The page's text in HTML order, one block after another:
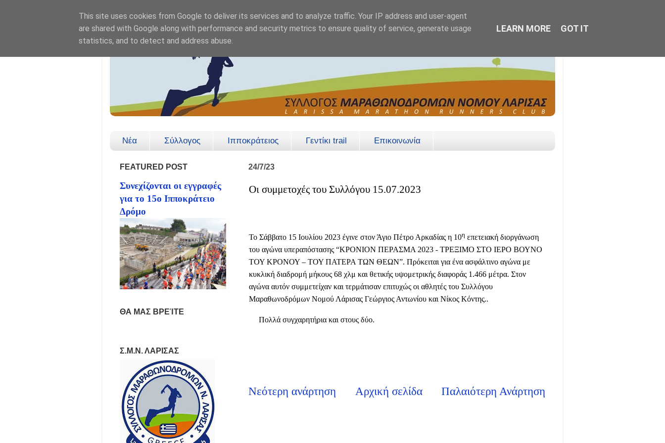
Νέα Σύλλογος Ιπποκράτειος Γεντίκι trail Επικοινωνία
24/7/23
Οι συμμετοχές του Συλλόγου 15.07.2023
Το Σάββατο 15 Ιουλίου 2023 έγινε στον Άγιο Πέτρο Αρκαδίας η 10η επετειακή διοργάνωση
του αγώνα υπεραπόστασης “ΚΡΟΝΙΟΝ ΠΕΡΑΣΜΑ 2023 - ΤΡΕΞΙΜΟ ΣΤΟ ΙΕΡΟ ΒΟΥΝΟ
ΤΟΥ ΚΡΟΝΟΥ – ΤΟΥ ΠΑΤΕΡΑ ΤΩΝ ΘΕΩΝ”. Πρόκειται για ένα ασφάλτινο αγώνα με
κυκλική διαδρομή μήκους 68 χλμ και θετικής υψομετρικής διαφοράς 1.466 μέτρα. Στον
αγώνα αυτόν συμμετείχαν και τερμάτισαν επιτυχώς οι αθλητές του Συλλόγου
Μαραθωνοδρόμων Nομού Λάρισας Γεώργιος Αντωνίου και Νίκος Κόντης..
Πολλά συγχαρητήρια και στους δύο.
Νεότερη ανάρτηση Παλαιότερη Ανάρτηση
Αρχική σελίδα
FEATURED POST
Συνεχίζονται οι εγγραφές
για το 15ο Ιπποκράτειο
Δρόμο
ΘΑ ΜΑΣ ΒΡΕΊΤΕ
Σ.Μ.Ν. ΛΑΡΙΣΑΣ
This site uses cookies from Google to deliver its services and to analyze traffic. Your IP address and user-agent
are shared with Google along with performance and security metrics to ensure quality of service, generate usage
statistics, and to detect and address abuse.
LEARN MORE GOT IT